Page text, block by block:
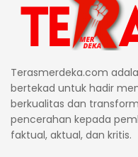
Terasmerdeka.com
bertekad untuk hadir
berkualitas dan
pencerahan kepada
faktual, aktual, dan kritis.